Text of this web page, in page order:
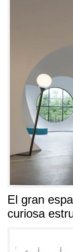
El gran
curiosa